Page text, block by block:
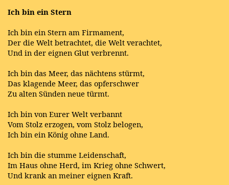
Ich bin ein Stern
Ich bin ein Stern am Firmament,
Der die Welt betrachtet, die Welt verachtet,
Und in der eignen Glut verbrennt.
Ich bin das Meer, das nächtens stürmt,
Das klagende Meer, das opferschwer
Zu alten Sünden neue türmt.
Ich bin von Eurer Welt verbannt
Vom Stolz erzogen, vom Stolz belogen,
Ich bin ein König ohne Land.
Ich bin die stumme Leidenschaft,
Im Haus ohne Herd, im Krieg ohne Schwert,
Und krank an meiner eignen Kraft.